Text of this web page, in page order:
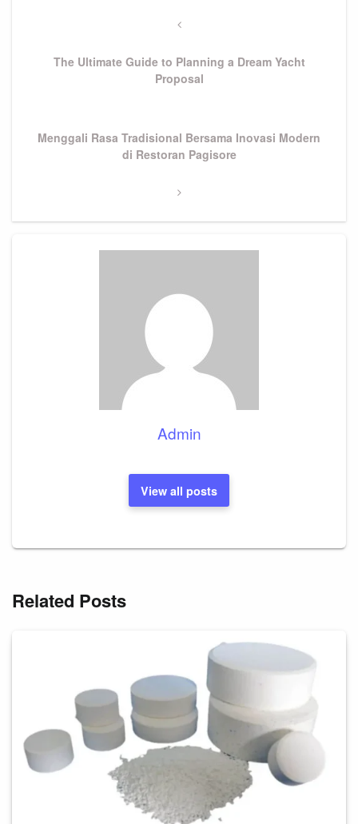
Previous
The Ultimate Guide to Planning a Dream Yacht
Proposal
Next
Menggali Rasa Tradisional Bersama Inovasi Modern
di Restoran Pagisore
Admin
View all posts
Related Posts